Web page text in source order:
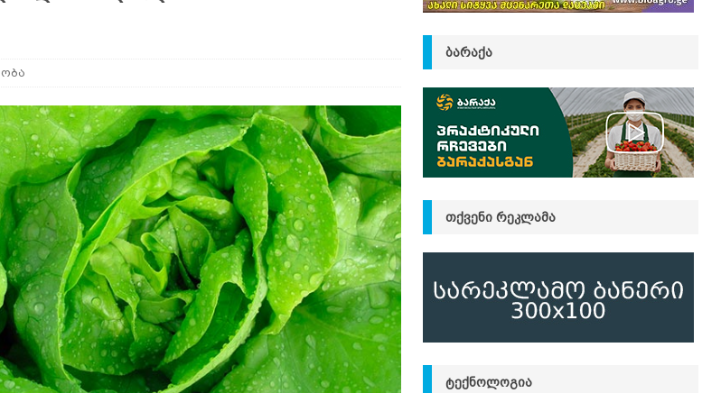
ᲑᲐᲠᲐᲥᲐ
ᲗᲥᲕᲔᲜᲘ ᲠᲔᲙᲚᲐᲛᲐ
ᲢᲔᲥᲜᲝᲚᲝᲒᲘᲐ